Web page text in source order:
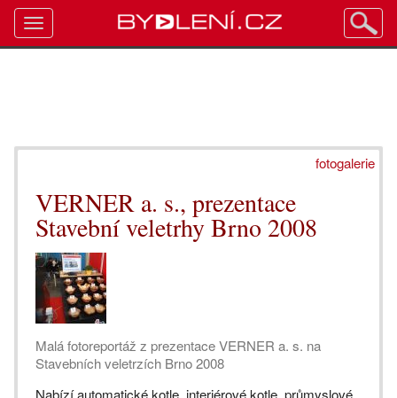
fotogalerie
VERNER a. s., prezentace
Stavební veletrhy Brno 2008
Malá fotoreportáž z prezentace VERNER a. s. na
Stavebních veletrzích Brno 2008
Nabízí automatické kotle, interiérové kotle, průmyslové
Toggle
navigation